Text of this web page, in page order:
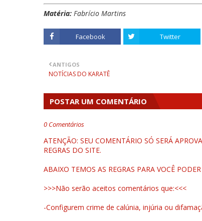
Matéria: Fabrício Martins
Facebook Twitter
ANTIGOS
NOTÍCIAS DO KARATÊ
POSTAR UM COMENTÁRIO
0 Comentários
ATENÇÃO: SEU COMENTÁRIO SÓ SERÁ
REGRAS DO SITE.
ABAIXO TEMOS AS REGRAS PARA VOCÊ
>>>Não serão aceitos comentários que:<<<
-Configurem crime de calúnia, injúria ou